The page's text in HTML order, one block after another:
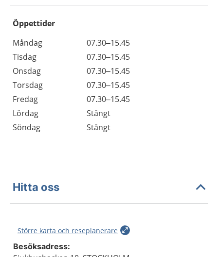
Öppettider
Dag
Öppettider
Kommentarer
Måndag
07.30–15.45
Tisdag
07.30–15.45
Onsdag
07.30–15.45
Torsdag
07.30–15.45
Fredag
07.30–15.45
Lördag
Stängt
Söndag
Stängt
Hitta oss
Större karta och reseplanerare
Besöksadress: